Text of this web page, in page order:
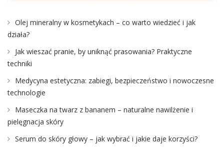
Olej mineralny w kosmetykach – co warto wiedzieć i jak
działa?
Jak wieszać pranie, by uniknąć prasowania? Praktyczne
techniki
Medycyna estetyczna: zabiegi, bezpieczeństwo i nowoczesne
technologie
Maseczka na twarz z bananem – naturalne nawilżenie i
pielęgnacja skóry
Serum do skóry głowy – jak wybrać i jakie daje korzyści?